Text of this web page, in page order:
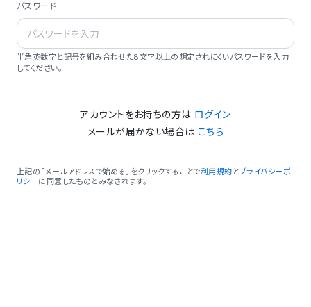
パスワード
半角英数字と記号を組み合わせた8文字以上の想定されにくいパスワードを入力
してください。
アカウントをお持ちの方は ログイン
メールが届かない場合は こちら
上記の「メールアドレスで始める」をクリックすることで利用規約 とプライバシーポ
リシーに同意したものとみなされます。